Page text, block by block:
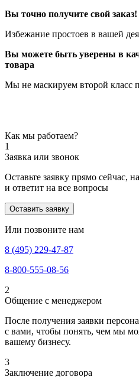
Вы точно получите свой заказ!
Избежание простоев в вашей
Вы можете быть уверены в
товара
Мы не маскируем второй класс
Как мы работаем?
1
Заявка или звонок
Оставьте заявку прямо сейчас,
и ответит на все вопросы
Оставить заявку
Или позвоните нам
8 (495) 229-47-87
8-800-555-08-56
2
Общение с менеджером
После получения заявки
с вами, чтобы понять, чем мы
вашему бизнесу.
3
Заключение договора